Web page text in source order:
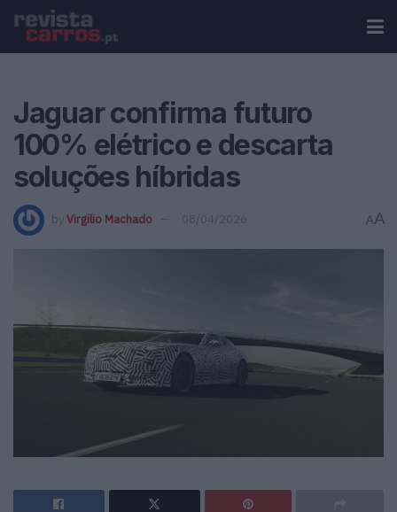
Jaguar confirma futuro
100% elétrico e descarta
soluções híbridas
by Virgilio Machado 08/04/2026 AA